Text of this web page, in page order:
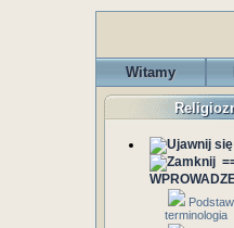
Witamy
terminologia